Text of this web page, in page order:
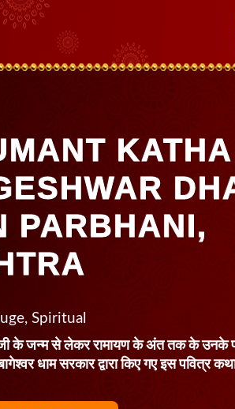
PARBHANI,
Spiritual
जी के जन्म से लेकर रामायण के अंत तक के उनके
धाम सरकार द्वारा किए गए इस पवित्र